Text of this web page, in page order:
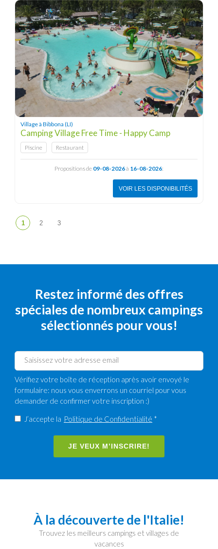
Village à Bibbona (LI)
Camping Village Free Time - Happy Camp
Piscine Restaurant
Propositions de 09-08-2026à 16-08-2026:
VOIR LES DISPONIBILITÉS
Restez informé des offres
spéciales de nombreux campings
sélectionnés pour vous!
Vérifiez votre boîte de réception après avoir envoyé le
formulaire: nous vous enverrons un courriel pour vous
demander de confirmer votre inscription :)
J’accepte la Politique de Confidentialité *
JE VEUX M’INSCRIRE!
À la découverte de l'Italie!
Trouvez les meilleurs campings et villages de
vacances